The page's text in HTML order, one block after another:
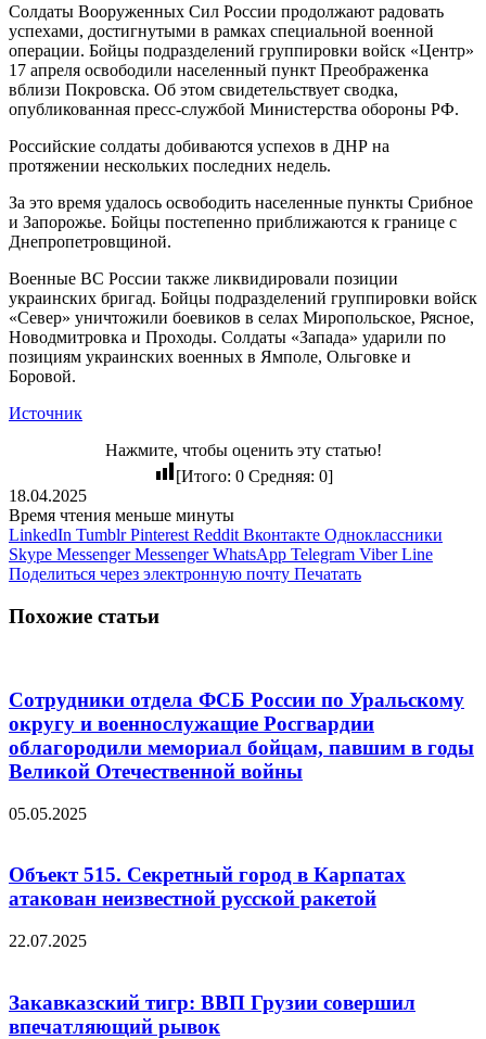
Солдаты Вооруженных Сил России продолжают радовать
успехами, достигнутыми в рамках специальной военной
операции. Бойцы подразделений группировки войск «Центр»
17 апреля освободили населенный пункт Преображенка
вблизи Покровска. Об этом свидетельствует сводка,
опубликованная пресс-службой Министерства обороны РФ.
Российские солдаты добиваются успехов в ДНР на
протяжении нескольких последних недель.
За это время удалось освободить населенные пункты Срибное
и Запорожье. Бойцы постепенно приближаются к границе с
Днепропетровщиной.
Военные ВС России также ликвидировали позиции
украинских бригад. Бойцы подразделений группировки войск
«Север» уничтожили боевиков в селах Миропольское, Рясное,
Новодмитровка и Проходы. Солдаты «Запада» ударили по
позициям украинских военных в Ямполе, Ольговке и
Боровой.
Источник
Нажмите, чтобы оценить эту статью!
[Итого: 0Средняя: 0]
18.04.2025
Время чтения меньше минуты
LinkedIn Tumblr Pinterest Reddit Вконтакте Одноклассники
Skype Messenger Messenger WhatsApp Telegram Viber Line
Поделиться через электронную почту Печатать
Похожие статьи
Сотрудники отдела ФСБ России по Уральскому
округу и военнослужащие Росгвардии
облагородили мемориал бойцам, павшим в годы
Великой Отечественной войны
05.05.2025
Объект 515. Секретный город в Карпатах
атакован неизвестной русской ракетой
22.07.2025
Закавказский тигр: ВВП Грузии совершил
впечатляющий рывок